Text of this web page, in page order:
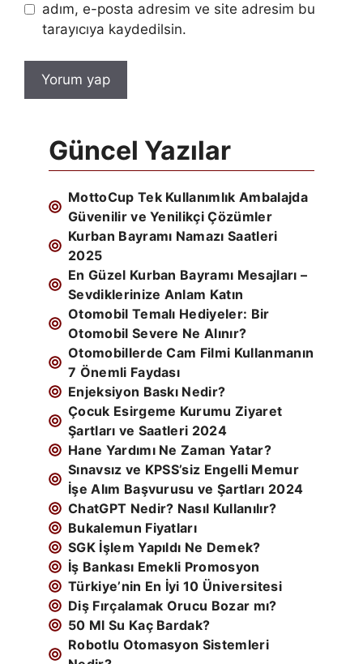
adım, e-posta adresim ve site adresim bu
tarayıcıya kaydedilsin.
Güncel Yazılar
MottoCup Tek Kullanımlık Ambalajda
Güvenilir ve Yenilikçi Çözümler
Kurban Bayramı Namazı Saatleri
2025
En Güzel Kurban Bayramı Mesajları –
Sevdiklerinize Anlam Katın
Otomobil Temalı Hediyeler: Bir
Otomobil Severe Ne Alınır?
Otomobillerde Cam Filmi Kullanmanın
7 Önemli Faydası
Enjeksiyon Baskı Nedir?
Çocuk Esirgeme Kurumu Ziyaret
Şartları ve Saatleri 2024
Hane Yardımı Ne Zaman Yatar?
Sınavsız ve KPSS’siz Engelli Memur
İşe Alım Başvurusu ve Şartları 2024
ChatGPT Nedir? Nasıl Kullanılır?
Bukalemun Fiyatları
SGK İşlem Yapıldı Ne Demek?
İş Bankası Emekli Promosyon
Türkiye’nin En İyi 10 Üniversitesi
Diş Fırçalamak Orucu Bozar mı?
50 Ml Su Kaç Bardak?
Robotlu Otomasyon Sistemleri